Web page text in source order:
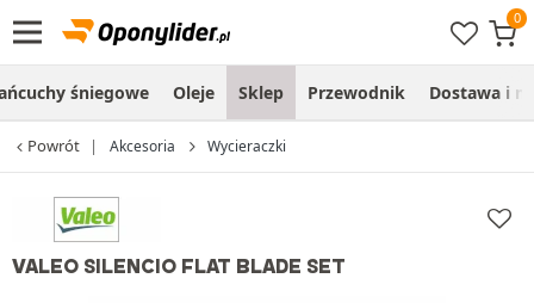
śniegowe Oleje Sklep Przewodnik Dostawa i
Powrót Akcesoria Wycieraczki
VALEO SILENCIO FLAT BLADE SET